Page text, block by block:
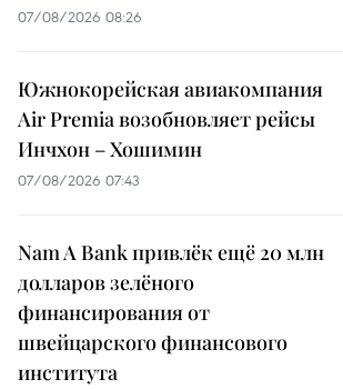
07/08/2026 08:26
Южнокорейская авиакомпания
Air Premia возобновляет рейсы
Инчхон – Хошимин
07/08/2026 07:43
Nam A Bank привлёк ещё 20 млн
долларов зелёного
финансирования от
швейцарского финансового
института